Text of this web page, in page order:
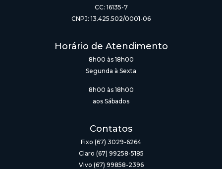
CC: 16135-7
CNPJ: 13.425.502/0001-06
Horário de Atendimento
8h00 às 18h00
Segunda à Sexta
8h00 às 18h00
aos Sábados
Contatos
Fixo (67) 3029-6264
Claro (67) 99258-5185
Vivo (67) 99858-2396